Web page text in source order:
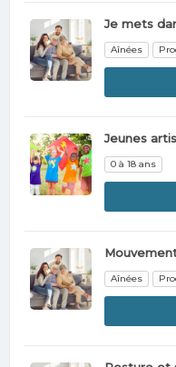
Je mets
Aînées
Jeunes
0 à 18 ans
Aînées